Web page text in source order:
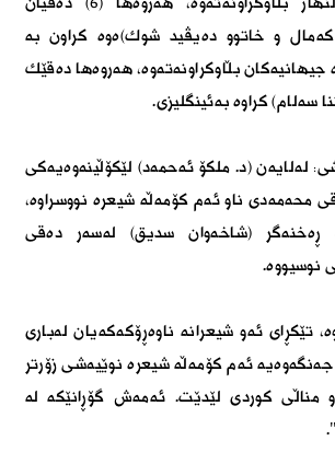
كەمال و خاتوو دەیڤید شوك)ەوە كراون بە
جیهانیەكان بڵاوكراونەتەوە، هەروەها دەقێك
سەلام) كراوە بەئینگلیزی.
لەلایەن (د. ملكۆ ئەحمەد) لێكۆڵینەوەیەكی
محەمەدی ناو ئەم كۆمەڵە شیعرە نووسراوە،
ڕەخنەگر (شاخەوان سدیق) لەسەر دەقی
نوسیووە.
تێكڕای ئەو شیعرانە ناوەڕۆكەكەیان لەباری
ئەم كۆمەڵە شیعرە نوێیەشی زۆرتر
كوردی لێدێت. ئەمەش گۆڕانێكە لە